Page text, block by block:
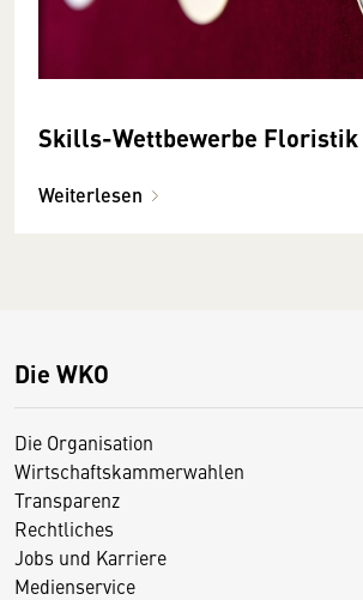
Skills-Wettbewerbe Floristik
Weiterlesen
Die WKO
Die Organisation
Wirtschaftskammerwahlen
Transparenz
Rechtliches
Jobs und Karriere
Medienservice